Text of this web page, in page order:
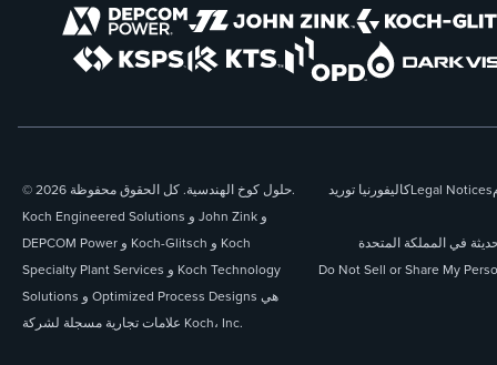
© 2026 حلول كوخ الهندسية. كل الحقوق محفوظة.
Koch Engineered Solutions و John Zink و
DEPCOM Power و Koch-Glitsch و Koch
Specialty Plant Services و Koch Technology
Solutions و Optimized Process Designs هي
علامات تجارية مسجلة لشركة Koch، Inc.
كاليفورنيا توريدLegal Notices
في المملكة المتحدة
Do Not Sell or Share My